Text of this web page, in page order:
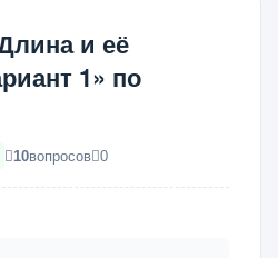
и её
1» по
10вопросов 0